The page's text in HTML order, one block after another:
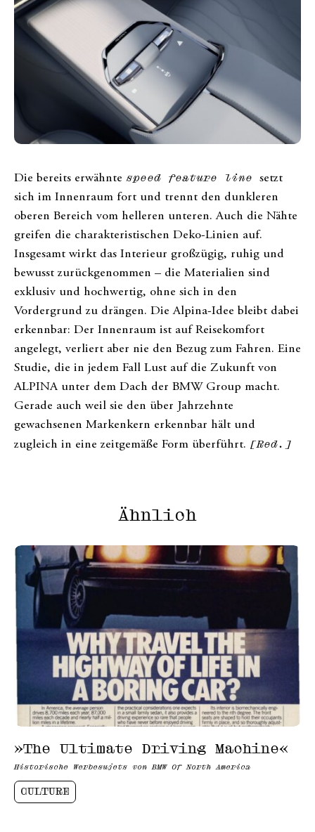
Die bereits erwähnte speed feature line setzt
sich im Innenraum fort und trennt den dunkleren
oberen Bereich vom helleren unteren. Auch die Nähte
greifen die charakteristischen Deko-Linien auf.
Insgesamt wirkt das Interieur großzügig, ruhig und
bewusst zurückgenommen – die Materialien sind
exklusiv und hochwertig, ohne sich in den
Vordergrund zu drängen. Die Alpina-Idee bleibt dabei
erkennbar: Der Innenraum ist auf Reisekomfort
angelegt, verliert aber nie den Bezug zum Fahren. Eine
Studie, die in jedem Fall Lust auf die Zukunft von
ALPINA unter dem Dach der BMW Group macht.
Gerade auch weil sie den über Jahrzehnte
gewachsenen Markenkern erkennbar hält und
zugleich in eine zeitgemäße Form überführt. [Red.]
Ähnlich
»The Ultimate Driving Machine«
Historische Werbesujets von BMW Of North America
CULTURE